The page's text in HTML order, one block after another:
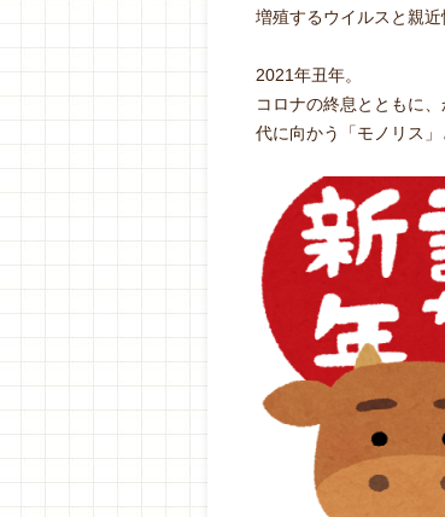
増殖するウイルスと親近
2021年丑年。
コロナの終息とともに
代に向かう「モノリス」